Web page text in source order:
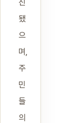
됐
으
며,
주
민
들
의